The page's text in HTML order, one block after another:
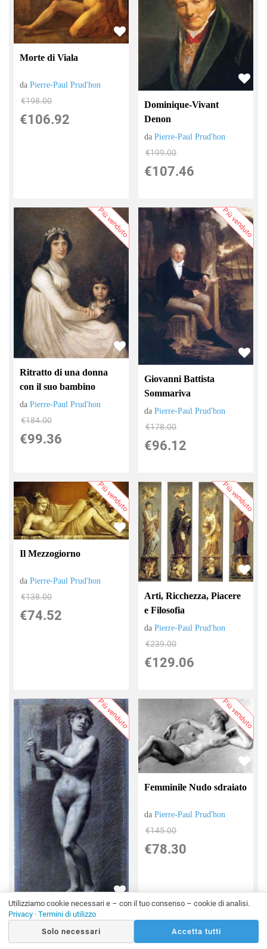
Morte di Viala
daPierre-Paul Prud'hon
€198.00
€106.92
Dominique-Vivant
Denon
daPierre-Paul Prud'hon
€199.00
€107.46
Più venduto
Ritratto di una donna
con il suo bambino
daPierre-Paul Prud'hon
€184.00
€99.36
Più venduto
Giovanni Battista
Sommariva
daPierre-Paul Prud'hon
€178.00
€96.12
Più venduto
Il Mezzogiorno
daPierre-Paul Prud'hon
€138.00
€74.52
Più venduto
Arti, Ricchezza, Piacere
e Filosofia
daPierre-Paul Prud'hon
€239.00
€129.06
Più venduto
Nudo femminile - Poesia
daPierre-Paul Prud'hon
Più venduto
Femminile Nudo sdraiato
daPierre-Paul Prud'hon
€145.00
€78.30
Utilizziamo cookie necessari e – con il tuo consenso – cookie di analisi.
Privacy · Termini di utilizzo
Solo necessari
Accetta tutti